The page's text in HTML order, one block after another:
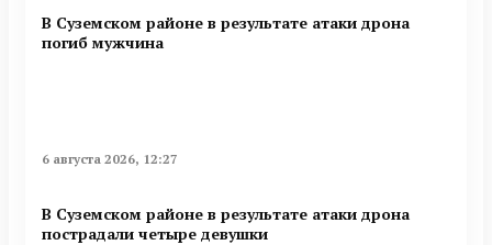
В Суземском районе в результате атаки дрона
погиб мужчина
6 августа 2026, 12:27
В Суземском районе в результате атаки дрона
пострадали четыре девушки